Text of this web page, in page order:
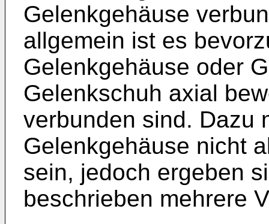
Gelenkgehäuse
allgemein ist es
Gelenkgehäuse oder
Gelenkschuh axial
verbunden sind. Dazu
Gelenkgehäuse nicht
sein, jedoch ergeben
beschrieben mehrere